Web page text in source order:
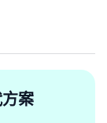
案